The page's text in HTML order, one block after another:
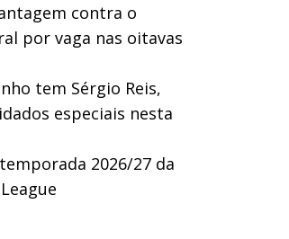
contra o
por vaga nas oitavas
tem Sérgio Reis,
especiais nesta
2026/27 da